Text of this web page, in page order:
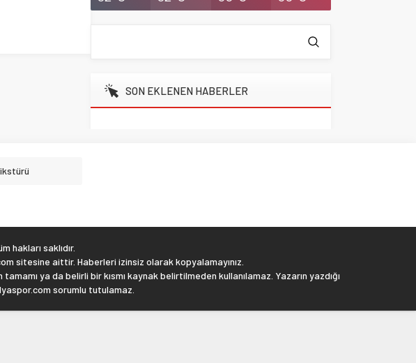
SON EKLENEN HABERLER
hakları saklıdır.
sitesine aittir. Haberleri izinsiz olarak kopyalamayınız.
ya da belirli bir kısmı kaynak belirtilmeden kullanılamaz. Yazarın yazdığı
sorumlu tutulamaz.